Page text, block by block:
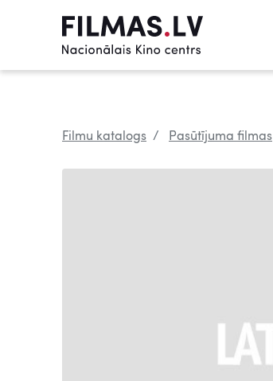
Filmu katalogs Pasūtījuma filmas